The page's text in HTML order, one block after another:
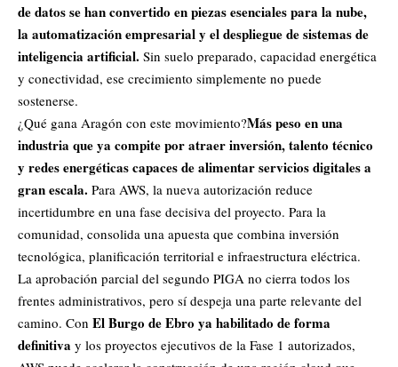
de datos se han convertido en piezas esenciales para la nube,
la automatización empresarial y el despliegue de sistemas de
inteligencia artificial. Sin suelo preparado, capacidad energética
y conectividad, ese crecimiento simplemente no puede
sostenerse.
¿Qué gana Aragón con este movimiento?Más peso en una
industria que ya compite por atraer inversión, talento técnico
y redes energéticas capaces de alimentar servicios digitales a
gran escala. Para AWS, la nueva autorización reduce
incertidumbre en una fase decisiva del proyecto. Para la
comunidad, consolida una apuesta que combina inversión
tecnológica, planificación territorial e infraestructura eléctrica.
La aprobación parcial del segundo PIGA no cierra todos los
frentes administrativos, pero sí despeja una parte relevante del
camino. Con El Burgo de Ebro ya habilitado de forma
definitiva y los proyectos ejecutivos de la Fase 1 autorizados,